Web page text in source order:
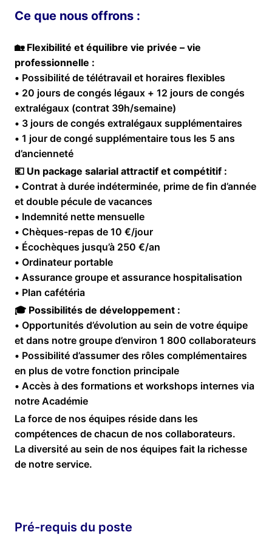
Ce que nous offrons :
🏡 Flexibilité et équilibre vie privée – vie
professionnelle :
• Possibilité de télétravail et horaires flexibles
• 20 jours de congés légaux + 12 jours de congés
extralégaux (contrat 39h/semaine)
• 3 jours de congés extralégaux supplémentaires
• 1 jour de congé supplémentaire tous les 5 ans
d’ancienneté
💶 Un package salarial attractif et compétitif :
• Contrat à durée indéterminée, prime de fin d’année
et double pécule de vacances
• Indemnité nette mensuelle
• Chèques-repas de 10 €/jour
• Écochèques jusqu’à 250 €/an
• Ordinateur portable
• Assurance groupe et assurance hospitalisation
• Plan cafétéria
🎓 Possibilités de développement :
• Opportunités d’évolution au sein de votre équipe
et dans notre groupe d’environ 1 800 collaborateurs
• Possibilité d’assumer des rôles complémentaires
en plus de votre fonction principale
• Accès à des formations et workshops internes via
notre Académie
La force de nos équipes réside dans les
compétences de chacun de nos collaborateurs.
La diversité au sein de nos équipes fait la richesse
de notre service.
Pré-requis du poste